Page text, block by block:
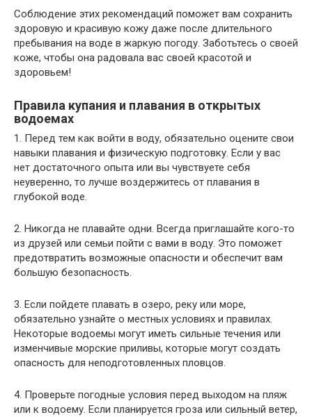
Соблюдение этих рекомендаций поможет вам сохранить
здоровую и красивую кожу даже после длительного
пребывания на воде в жаркую погоду. Заботьтесь о своей
коже, чтобы она радовала вас своей красотой и
здоровьем!
Правила купания и плавания в открытых
водоемах
1. Перед тем как войти в воду, обязательно оцените свои
навыки плавания и физическую подготовку. Если у вас
нет достаточного опыта или вы чувствуете себя
неуверенно, то лучше воздержитесь от плавания в
глубокой воде.
2. Никогда не плавайте одни. Всегда приглашайте кого-то
из друзей или семьи пойти с вами в воду. Это поможет
предотвратить возможные опасности и обеспечит вам
большую безопасность.
3. Если пойдете плавать в озеро, реку или море,
обязательно узнайте о местных условиях и правилах.
Некоторые водоемы могут иметь сильные течения или
изменчивые морские приливы, которые могут создать
опасность для неподготовленных пловцов.
4. Проверьте погодные условия перед выходом на пляж
или к водоему. Если планируется гроза или сильный ветер,